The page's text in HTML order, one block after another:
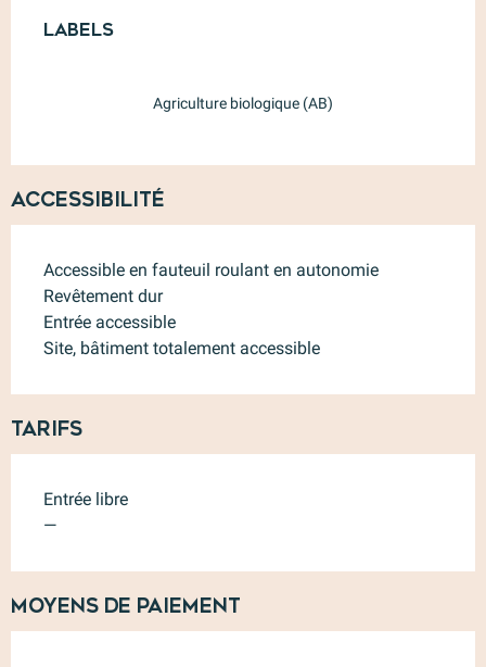
Labels
Labels
Agriculture biologique (AB)
Accessibilité
Accessible en fauteuil roulant en autonomie
Revêtement dur
Entrée accessible
Site, bâtiment totalement accessible
Tarifs
Entrée libre
—
Moyens de paiement